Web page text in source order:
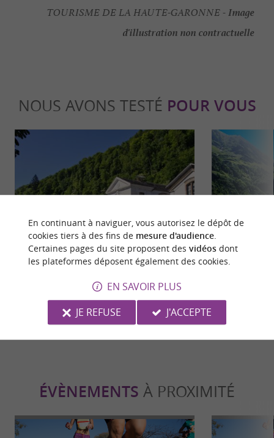
TOURISME DE LA HAUTE-GARONNE -Image
d'illustration non contractuelle
NOUS AVONS TESTÉ POUR VOUS
Les Thermes de Luchon, les eaux les
757 m - Bagnères-de-Luchon
Détente
Les spots
ÉVÈNEMENTS À PROXIMITÉ
En continuant à naviguer, vous autorisez le dépôt de
cookies tiers à des fins de mesure d'audience.
Certaines pages du site proposent des vidéosdont
les plateformes déposent également des cookies.
EN SAVOIR PLUS
JE REFUSE
J'ACCEPTE